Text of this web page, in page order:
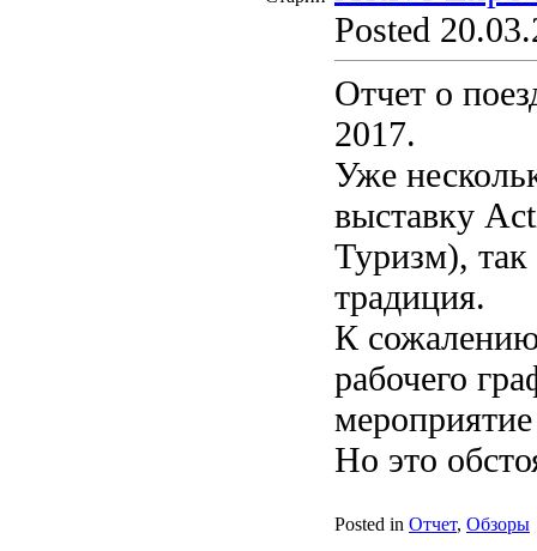
Posted
Отчет о
2017.
Уже
выставку
Туризм), так
традиция.
К
рабочего
Но это
Posted in Отчет, Обзоры